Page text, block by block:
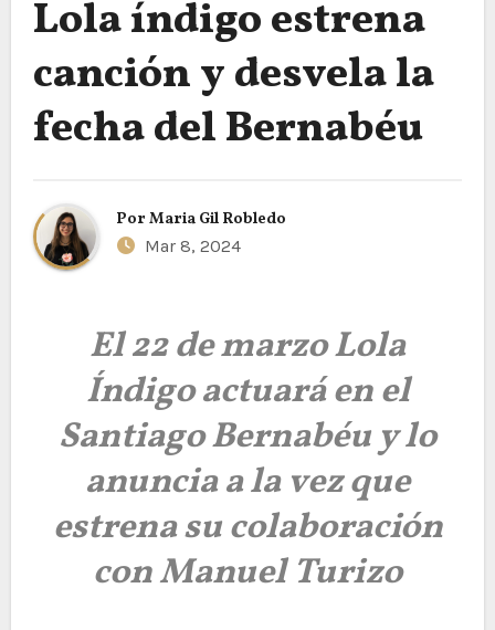
Lola índigo estrena
canción y desvela la
fecha del Bernabéu
Por Maria Gil Robledo
Mar 8, 2024
El 22 de marzo Lola
Índigo actuará en el
Santiago Bernabéu y lo
anuncia a la vez que
estrena su colaboración
con Manuel Turizo